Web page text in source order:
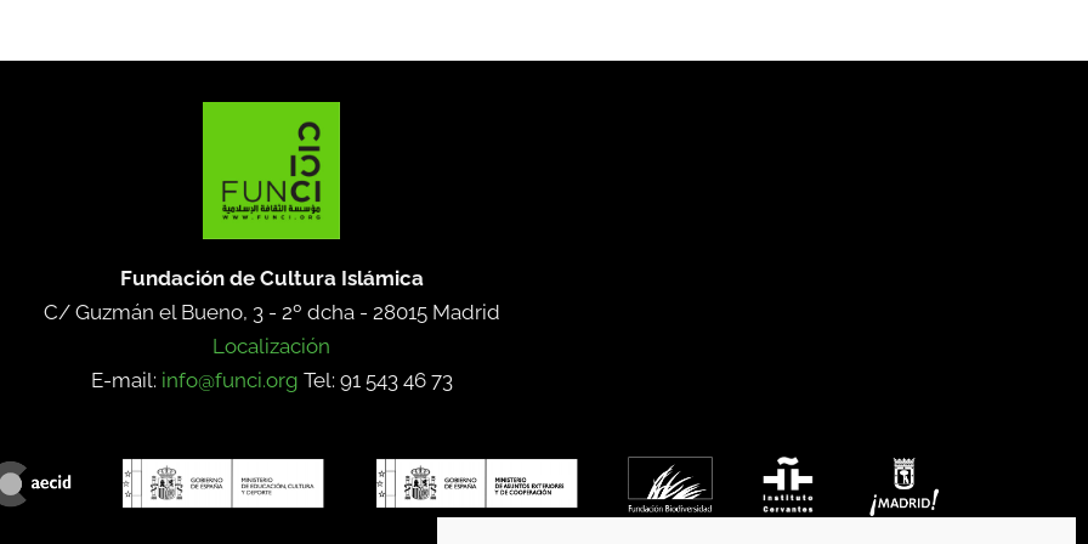
Fundación de Cultura Islámica
C/ Guzmán el Bueno, 3 - 2º dcha - 28015 Madrid
Localización
E-mail: info@funci.org Tel: 91 543 46 73